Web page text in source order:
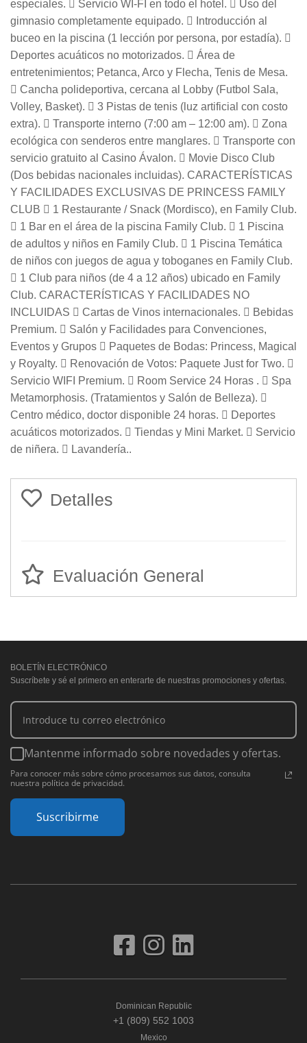
especiales.  Servicio WI-FI en todo el hotel.  Uso del
gimnasio completamente equipado.  Introducción al
buceo en la piscina (1 lección por persona, por estadía). 
Deportes acuáticos no motorizados.  Área de
entretenimientos; Petanca, Arco y Flecha, Tenis de Mesa.
 Cancha polideportiva, cercana al Lobby (Futbol Sala,
Volley, Basket).  3 Pistas de tenis (luz artificial con costo
extra).  Transporte interno (7:00 am – 12:00 am).  Zona
ecológica con senderos entre manglares.  Transporte con
servicio gratuito al Casino Ávalon.  Movie Disco Club
(Dos bebidas nacionales incluidas). CARACTERÍSTICAS
Y FACILIDADES EXCLUSIVAS DE PRINCESS FAMILY
CLUB  1 Restaurante / Snack (Mordisco), en Family Club.
 1 Bar en el área de la piscina Family Club.  1 Piscina
de adultos y niños en Family Club.  1 Piscina Temática
de niños con juegos de agua y toboganes en Family Club.
 1 Club para niños (de 4 a 12 años) ubicado en Family
Club. CARACTERÍSTICAS Y FACILIDADES NO
INCLUIDAS  Cartas de Vinos internacionales.  Bebidas
Premium.  Salón y Facilidades para Convenciones,
Eventos y Grupos  Paquetes de Bodas: Princess, Magical
y Royalty.  Renovación de Votos: Paquete Just for Two. 
Servicio WIFI Premium.  Room Service 24 Horas .  Spa
Metamorphosis. (Tratamientos y Salón de Belleza). 
Centro médico, doctor disponible 24 horas.  Deportes
acuáticos motorizados.  Tiendas y Mini Market.  Servicio
de niñera.  Lavandería..
Detalles
Evaluación General
BOLETÍN ELECTRÓNICO
Suscríbete y sé el primero en enterarte de nuestras promociones y ofertas.
Mantenme informado sobre novedades y ofertas.
Para conocer más sobre cómo procesamos sus datos, consulta
nuestra política de privacidad.
Suscribirme
Dominican Republic
+1 (809) 552 1003
Mexico